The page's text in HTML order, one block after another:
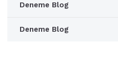
Deneme Blog
Deneme Blog